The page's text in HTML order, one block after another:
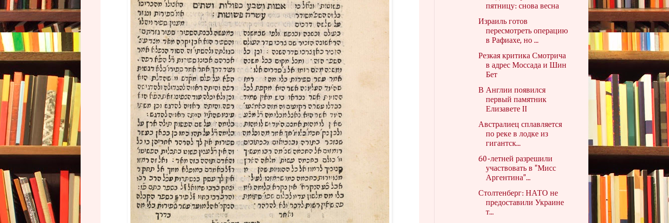
пятницу: снова весна
Израиль готов
пересмотреть операцию
в Рафиахе, но ...
Резкая критика Смотрича
в адрес Моссада и Шин
Бет
В Англии появился
первый памятник
Елизавете II
Австралиец сплавляется
по реке в лодке из
гигантск...
60-летней разрешили
участвовать в "Мисс
Аргентина"...
​​​​​​​Столтенберг: НАТО не
предоставили Украине
т...